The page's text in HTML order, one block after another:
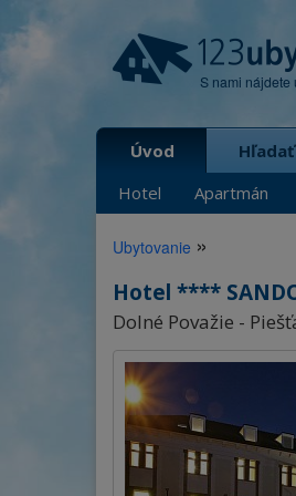
S nami nájdete
Úvod
Hotel
Apartmán
Ubytovanie »
Hotel ****
Dolné Považie -